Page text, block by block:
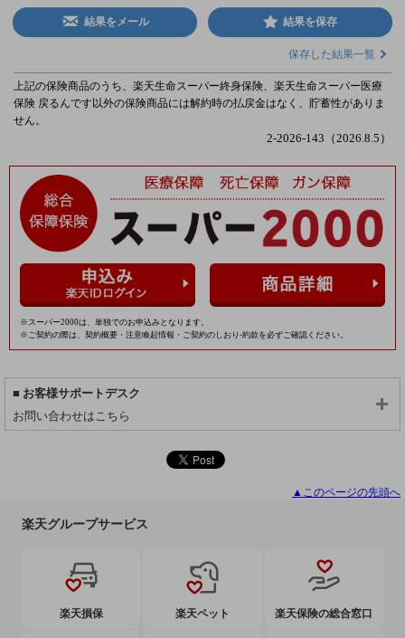
結果をメール 結果を保存
保存した結果一覧
上記の保険商品のうち、楽天生命スーパー終身保険、楽天生命スーパー医療
保険 戻るんです以外の保険商品には解約時の払戻金はなく、貯蓄性がありま
せん。
2-2026-143（2026.8.5）
※スーパー2000は、単独でのお申込みとなります。
※ご契約の際は、契約概要・注意喚起情報・ご契約のしおり-約款を必ずご確認ください。
お客様サポートデスク
お問い合わせはこちら
▲このページの先頭へ
楽天グループサービス
楽天損保 楽天ペット 楽天保険の総合窓口